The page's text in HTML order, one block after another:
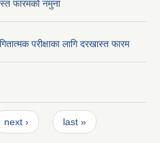
फारमको नमुना
परीक्षाका लागि दरखास्त फारम
next › last »